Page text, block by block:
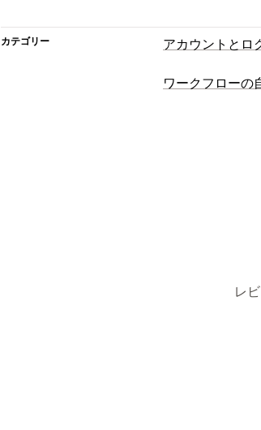
カテゴリー アカウントとロ
アクセス制御
ワークフローの
レ